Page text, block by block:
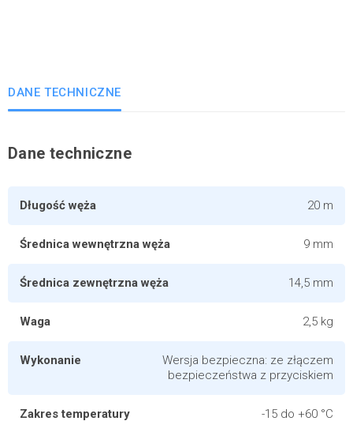
DANE TECHNICZNE
Dane techniczne
Długość węża 20 m
Średnica wewnętrzna węża 9 mm
Średnica zewnętrzna węża 14,5 mm
Waga 2,5 kg
Wykonanie
Wersja bezpieczna: ze złączem
bezpieczeństwa z przyciskiem
Zakres temperatury -15 do +60 °C